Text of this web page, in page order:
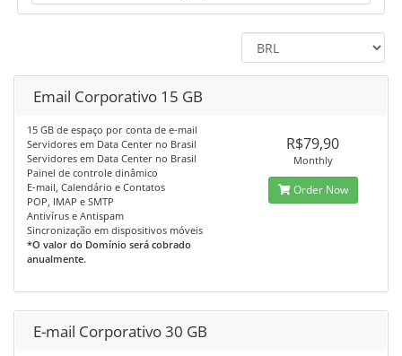
Email Corporativo 15 GB
15 GB de espaço por conta de e-mail
Servidores em Data Center no Brasil
Servidores em Data Center no Brasil
Painel de controle dinâmico
E-mail, Calendário e Contatos
POP, IMAP e SMTP
Antivírus e Antispam
Sincronização em dispositivos móveis
*O valor do Domínio será cobrado
anualmente.
R$79,90
Monthly
Order Now
E-mail Corporativo 30 GB